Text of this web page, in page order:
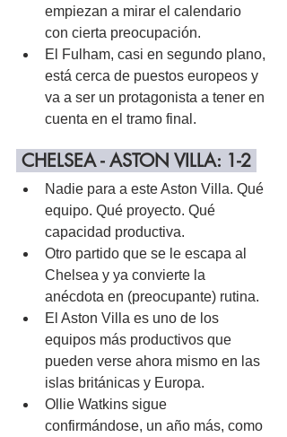
empiezan a mirar el calendario
con cierta preocupación.
El Fulham, casi en segundo plano,
está cerca de puestos europeos y
va a ser un protagonista a tener en
cuenta en el tramo final.
CHELSEA - ASTON VILLA: 1-2
Nadie para a este Aston Villa. Qué
equipo. Qué proyecto. Qué
capacidad productiva.
Otro partido que se le escapa al
Chelsea y ya convierte la
anécdota en (preocupante) rutina.
El Aston Villa es uno de los
equipos más productivos que
pueden verse ahora mismo en las
islas británicas y Europa.
Ollie Watkins sigue
confirmándose, un año más, como